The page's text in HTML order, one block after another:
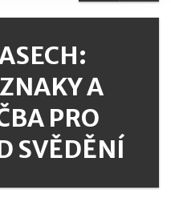
A
PRO
SVĚDĚNÍ